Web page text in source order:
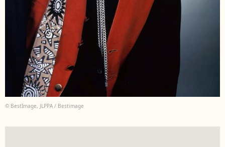
© BestImage, JLPPA / Bestimage